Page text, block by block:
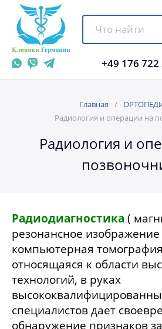
+49 176 722
Главная
Радиология и операции на
Радиология и
Радиодиагностика (
резонансное изображение
компьютерная
относящаяся к области
технологий, в руках
специалистов дает
обнаружение признаков